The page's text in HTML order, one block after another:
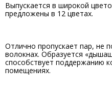
Выпускается в широкой
предложены в 12 цветах.
Отлично пропускает пар, не
волокнах. Образуется
способствует поддержанию
помещениях.